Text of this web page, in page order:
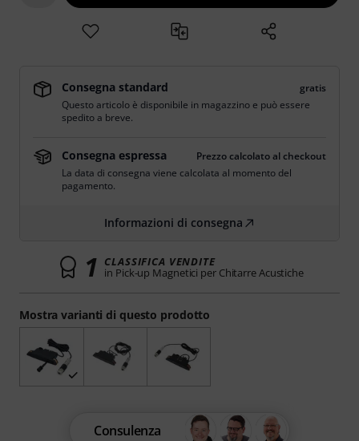
Mostra varianti di questo prodotto
Consegna standard
gratis
Questo articolo è disponibile in magazzino e può essere
spedito a breve.
Consegna espressa
Prezzo calcolato al checkout
La data di consegna viene calcolata al momento del
pagamento.
Informazioni di consegna
1 CLASSIFICA VENDITE
in Pick-up Magnetici per Chitarre Acustiche
Consulenza